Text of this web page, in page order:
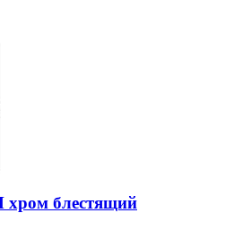
блестящий